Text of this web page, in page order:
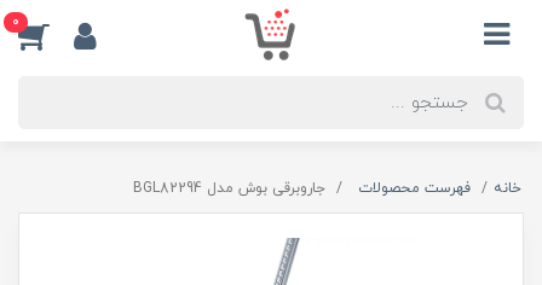
0
خانه فهرست محصولات جاروبرقی بوش مدل BGL82294